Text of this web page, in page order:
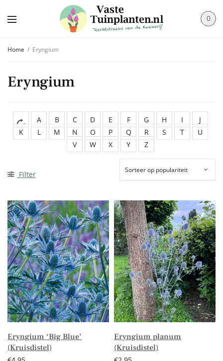
0
Home / Eryngium
Eryngium
A B C D E F G H I
J
K
L M N O P Q R S T
U
V
W X Y Z
Filter
Eryngium ‘Big Blue’
(Kruisdistel)
Eryngium planum
(Kruisdistel)